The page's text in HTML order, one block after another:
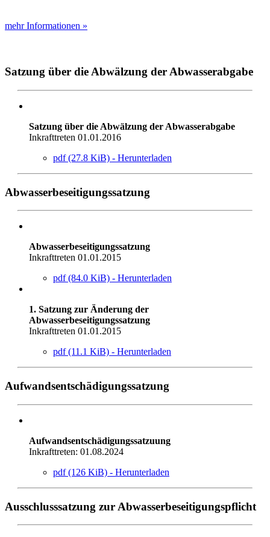
mehr Informationen »
Satzung über die Abwälzung der Abwasserabgabe
Satzung über die Abwälzung der Abwasserabgabe
Inkrafttreten 01.01.2016
pdf (27.8 KiB) - Herunterladen
Abwasserbeseitigungssatzung
Abwasserbeseitigungssatzung
Inkrafttreten 01.01.2015
pdf (84.0 KiB) - Herunterladen
1. Satzung zur Änderung der
Abwasserbeseitigungssatzung
Inkrafttreten 01.01.2015
pdf (11.1 KiB) - Herunterladen
Aufwandsentschädigungssatzung
Aufwandsentschädigungssatzuung
Inkrafttreten: 01.08.2024
pdf (126 KiB) - Herunterladen
Ausschlusssatzung zur Abwasserbeseitigungspflicht